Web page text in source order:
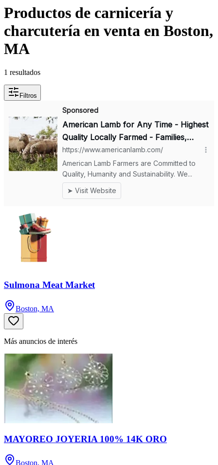
Productos de carnicería y
charcutería en venta en Boston,
MA
1 resultados
Filtros
Sulmona Meat Market
Boston, MA
Más anuncios de interés
MAYOREO JOYERIA 100% 14K ORO
Boston, MA